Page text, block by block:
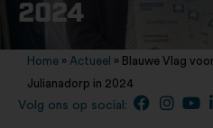
2024
Home » Actueel » Blauwe Vlag
Julianadorp in 2024
Volg ons op social: